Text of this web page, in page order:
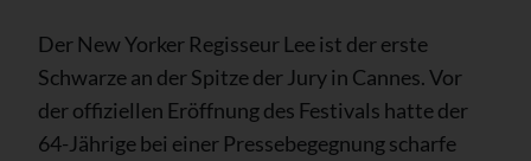
Der New Yorker Regisseur Lee ist der erste
Schwarze an der Spitze der Jury in Cannes. Vor
der offiziellen Eröffnung des Festivals hatte der
64-Jährige bei einer Pressebegegnung scharfe